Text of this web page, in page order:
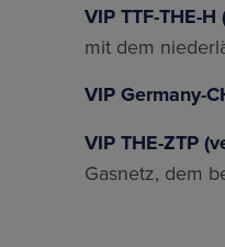
VIP TTF-THE-
mit dem
VIP Germany-
VIP THE-ZTP
Gasnetz, dem